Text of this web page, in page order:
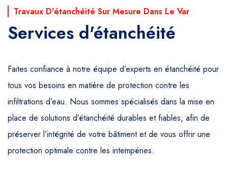
Travaux D'étanchéité Sur Mesure Dans Le Var
Services d'étanchéité
Faites confiance à notre équipe d’experts en étanchéité pour
tous vos besoins en matière de protection contre les
infiltrations d’eau. Nous sommes spécialisés dans la mise en
place de solutions d’étanchéité durables et fiables, afin de
préserver l’intégrité de votre bâtiment et de vous offrir une
protection optimale contre les intempéries.